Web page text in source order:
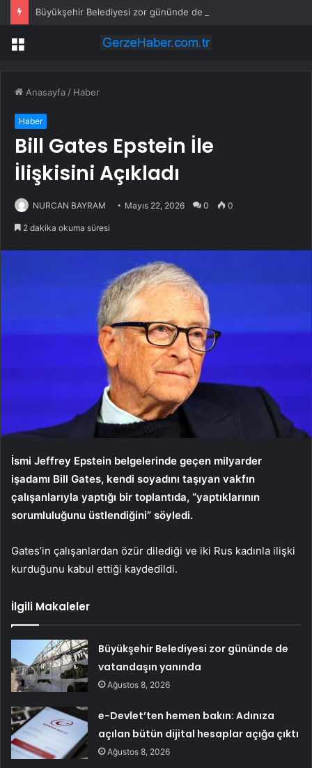
Menü
Anasayfa / Haber
Haber
Bill Gates Epstein İle
İlişkisini Açıkladı
NURCAN BAYRAM Mayıs 22, 2026 0 0
2 dakika okuma süresi
İsmi Jeffrey Epstein belgelerinde geçen milyarder
işadamı Bill Gates, kendi soyadını taşıyan vakfın
çalışanlarıyla yaptığı bir toplantıda, “yaptıklarının
sorumluluğunu üstlendiğini” söyledi.
Gates’in çalışanlardan özür dilediği ve iki Rus kadınla ilişki
kurduğunu kabul ettiği kaydedildi.
İlgili Makaleler
Büyükşehir Belediyesi zor gününde de
vatandaşın yanında
Ağustos 8, 2026
e-Devlet’ten hemen bakın: Adınıza
açılan bütün dijital hesaplar açığa çıktı
Ağustos 8, 2026